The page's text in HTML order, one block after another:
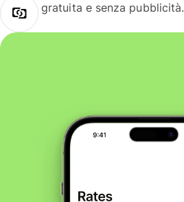
gratuita e senza pubblicità.